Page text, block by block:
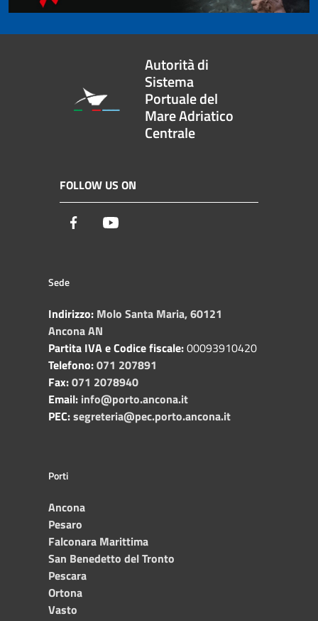
Autorità di
Sistema
Portuale del
Mare Adriatico
Centrale
FOLLOW US ON
Facebook
Sede
Indirizzo: Molo Santa Maria, 60121
Ancona AN
Partita IVA e Codice fiscale:00093910420
Telefono:071 207891
Fax:071 2078940
Email: info@porto.ancona.it
PEC:segreteria@pec.porto.ancona.it
Porti
Ancona
Pesaro
Falconara Marittima
San Benedetto del Tronto
Pescara
Ortona
Vasto